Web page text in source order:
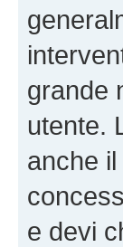
grande
utente.
anche
e devi